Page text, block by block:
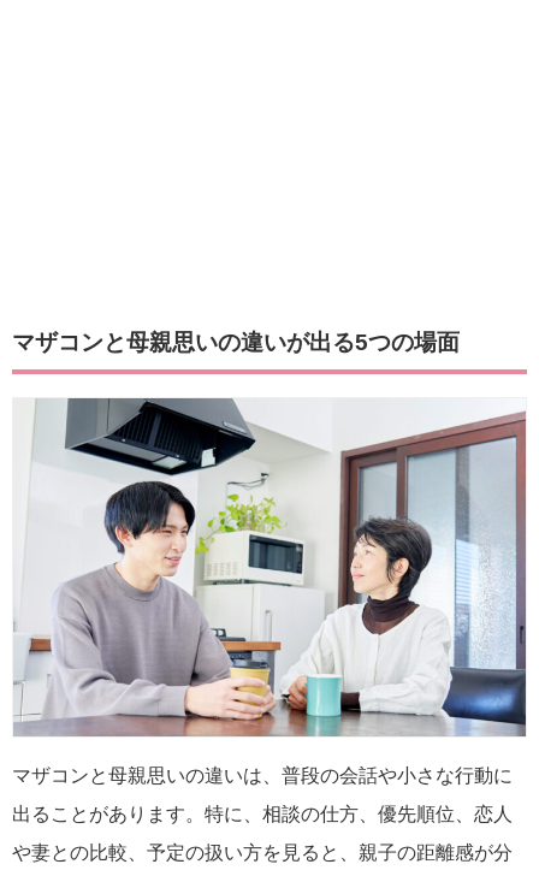
マザコンと母親思いの違いが出る5つの場面
マザコンと母親思いの違いは、普段の会話や小さな行動に
出ることがあります。特に、相談の仕方、優先順位、恋人
や妻との比較、予定の扱い方を見ると、親子の距離感が分